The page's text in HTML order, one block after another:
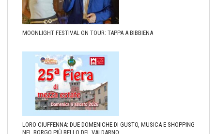
MOONLIGHT FESTIVAL ON TOUR: TAPPA A BIBBIENA
LORO CIUFFENNA: DUE DOMENICHE DI GUSTO, MUSICA E SHOPPING
NEL BORGO PIÙ BELLO DEL VALDARNO